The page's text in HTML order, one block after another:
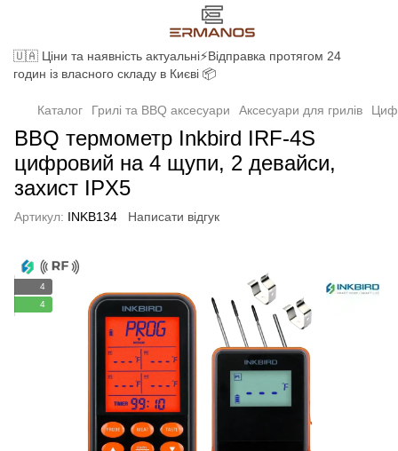
🇺🇦 Ціни та наявність актуальні⚡Відправка протягом 24
годин із власного складу в Києві 📦
Каталог Грилі та BBQ аксесуари Аксесуари для грилів
BBQ термометр Inkbird IRF-4S
цифровий на 4 щупи, 2 девайси,
захист IPX5
Артикул: INKB134 Написати відгук
4
4